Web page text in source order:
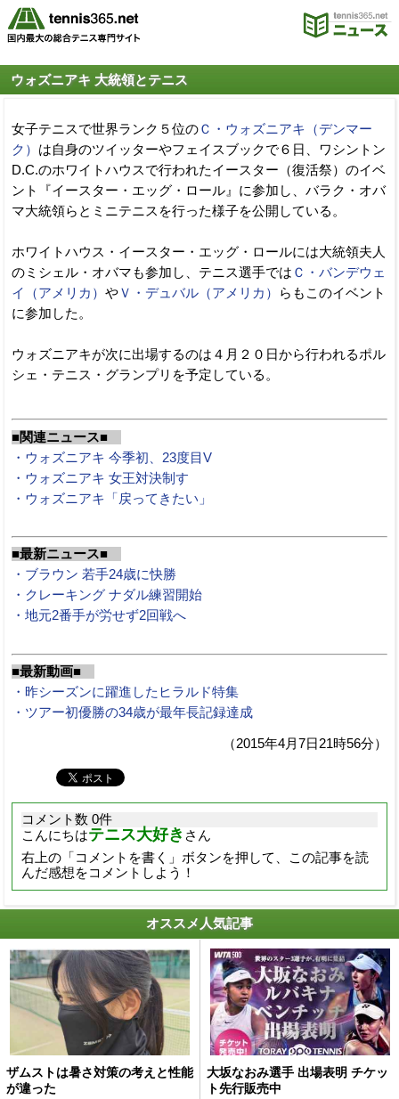
ウォズニアキ 大統領とテニス
女子テニスで世界ランク５位のＣ・ウォズニアキ（デンマー
ク） は自身のツイッターやフェイスブックで６日、ワシントン
D.C.のホワイトハウスで行われたイースター（復活祭）のイベ
ント『イースター・エッグ・ロール』に参加し、バラク・オバ
マ大統領らとミニテニスを行った様子を公開している。
ホワイトハウス・イースター・エッグ・ロールには大統領夫人
のミシェル・オバマも参加し、テニス選手では Ｃ・バンデウェ
イ（アメリカ） やＶ・デュバル（アメリカ）
らもこのイベント
に参加した。
ウォズニアキが次に出場するのは４月２０日から行われるポル
シェ・テニス・グランプリを予定している。
■関連ニュース■
・ウォズニアキ 今季初、23度目V
・ウォズニアキ 女王対決制す
・ウォズニアキ「戻ってきたい」
■最新ニュース■
・ブラウン 若手24歳に快勝
・クレーキング ナダル練習開始
・地元2番手が労せず2回戦へ
■最新動画■
・昨シーズンに躍進したヒラルド特集
・ツアー初優勝の34歳が最年長記録達成
（2015年4月7日21時56分）
コメント数 0件
こんにちはテニス大好き さん
右上の「コメントを書く」ボタンを押して、この記事を読
んだ感想をコメントしよう！
オススメ人気記事
ザムストは暑さ対策の考えと性能
が違った
大坂なおみ選手 出場表明 チケッ
ト先行販売中